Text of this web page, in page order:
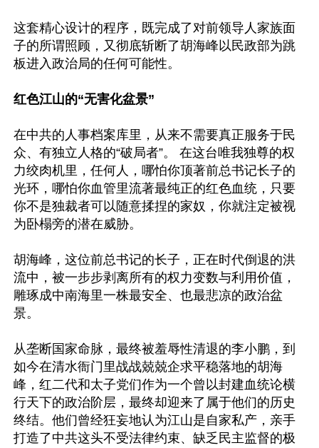
这套精心设计的程序，既完成了对前领导人家族面
子的所谓照顾，又彻底斩断了胡海峰以民政部为跳
板进入政治局的任何可能性。
红色江山的“无害化盆景”
在中共的人事档案库里，从来不需要真正服务于民
众、有独立人格的“破局者”。 在这台唯我独尊的权
力绞肉机里，任何人，哪怕你顶著前总书记长子的
光环，哪怕你血管里流著最纯正的红色血统，只要
你不是独裁者可以随意揉捏的家奴，你就注定被视
为卧榻旁的潜在威胁。
胡海峰，这位前总书记的长子，正在时代倒退的洪
流中，被一步步剥离所有的权力变数与利用价值，
雕琢成中南海里一株最安全、也最悲凉的政治盆
景。
从垄断国家命脉，最终被羞辱性清退的李小鹏，到
如今在清水衙门里战战兢兢企求平稳落地的胡海
峰，红二代和太子党们作为一个曾以封建血统论横
行天下的政治阶层，最终却迎来了属于他们的历史
终结。他们曾经狂妄地认为江山是自家私产，亲手
打造了中共这头不受法律约束、缺乏民主监督的极